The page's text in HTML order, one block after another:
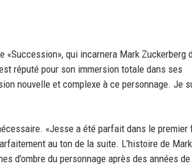
«Succession», qui incarnera Mark Zuckerberg
réputé pour son immersion totale dans ses
nouvelle et complexe à ce personnage. Je
«Jesse a été parfait dans le premier
au ton de la suite. L’histoire de Mark
d’ombre du personnage après des années de